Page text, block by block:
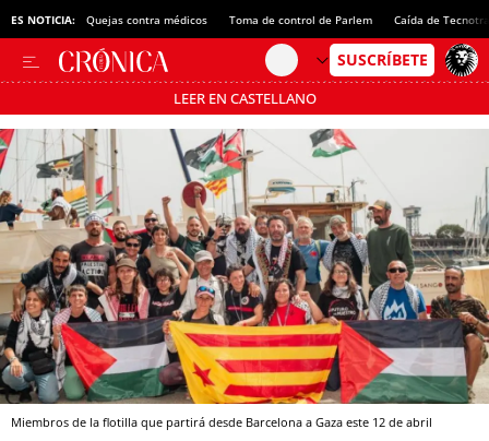
ES NOTICIA: Quejas contra médicos Toma de control de Parlem Caída de
LEER EN CASTELLANO
Pásate al MODO AHORRO
Miembros de la flotilla que partirá desde Barcelona a Gaza este 12 de abril